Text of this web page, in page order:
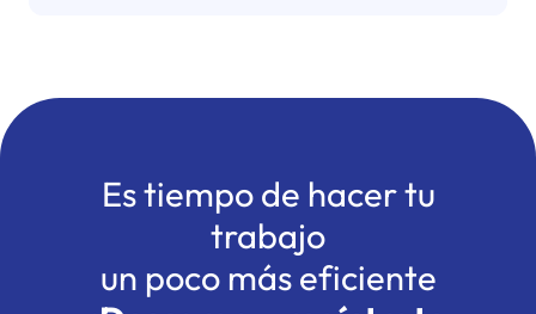
Es tiempo de hacer tu
trabajo
un poco más eficiente